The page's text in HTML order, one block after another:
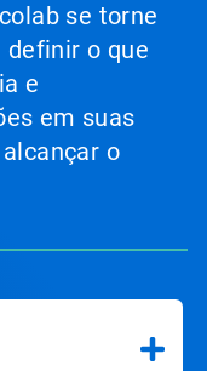
se torne
definir o que
e
em suas
o